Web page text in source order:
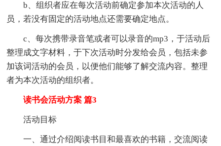
b、组织者应在每次活动前确定参加本次活动的人
员，若没有固定的活动地点还需要确定地点。
c、每次携带录音笔或者可以录音的mp3，于活动后
整理成文字材料，于下次活动时分发给会员，包括未参
加该词活动的会员，以便他们能够了解交流内容。整理
者为本次活动的组织者。
读书会活动方案 篇3
活动目标
一、通过介绍阅读书目和最喜欢的书籍，交流阅读